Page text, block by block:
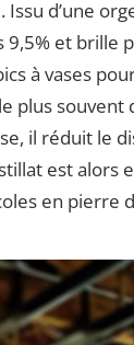
d’une
et
à vases
plus
il réduit le
est
en pierre